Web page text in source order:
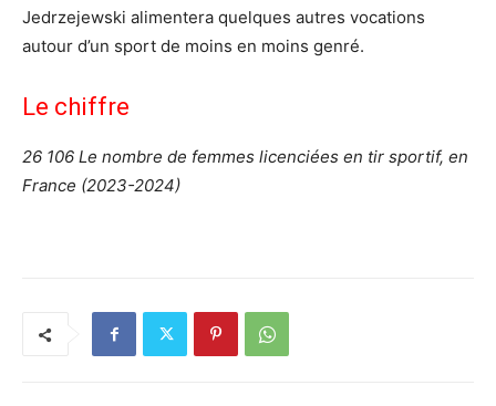
Jedrzejewski alimentera quelques autres vocations
autour d’un sport de moins en moins genré.
Le chiffre
26 106 Le nombre de femmes licenciées en tir sportif, en
France (2023-2024)